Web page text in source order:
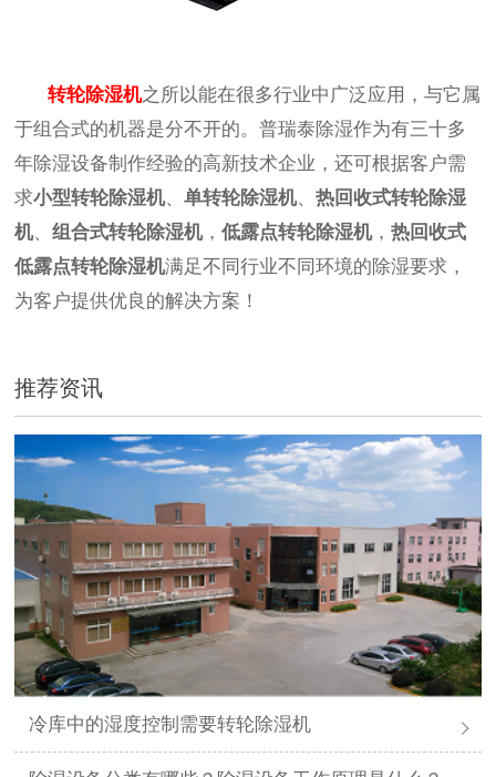
转轮除湿机之所以能在很多行业中广泛应用，与它属
于组合式的机器是分不开的。普瑞泰除湿作为有三十多
年除湿设备制作经验的高新技术企业，还可根据客户需
求小型转轮除湿机、单转轮除湿机、热回收式转轮除湿
机、组合式转轮除湿机，低露点转轮除湿机，热回收式
低露点转轮除湿机满足不同行业不同环境的除湿要求，
为客户提供优良的解决方案！
推荐资讯
冷库中的湿度控制需要转轮除湿机